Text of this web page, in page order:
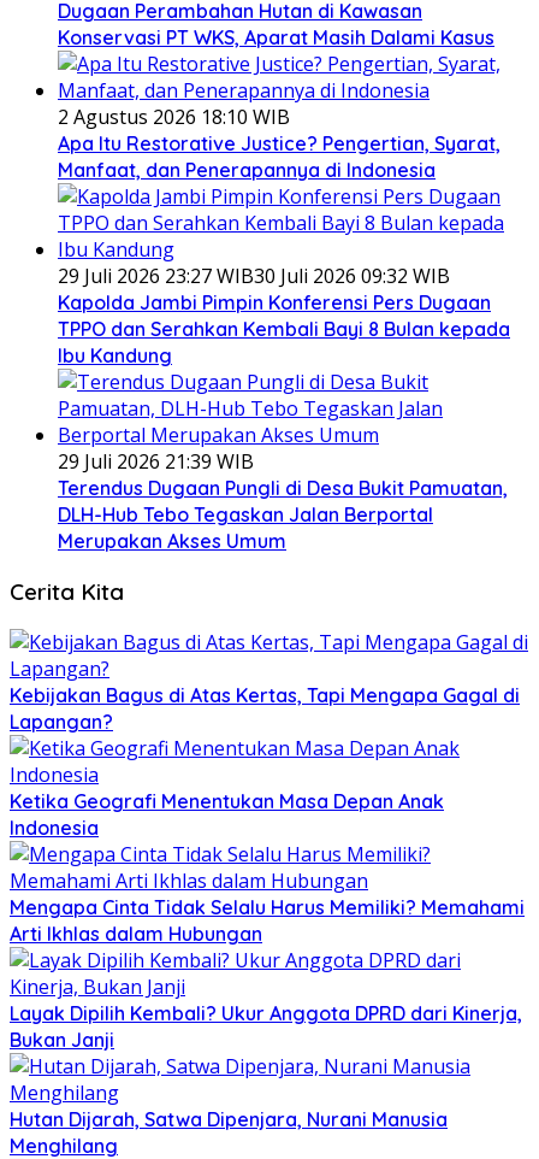
Dugaan Perambahan Hutan di Kawasan
Konservasi PT WKS, Aparat Masih Dalami Kasus
2 Agustus 2026 18:10 WIB
Apa Itu Restorative Justice? Pengertian, Syarat,
Manfaat, dan Penerapannya di Indonesia
29 Juli 2026 23:27 WIB30 Juli 2026 09:32 WIB
Kapolda Jambi Pimpin Konferensi Pers Dugaan
TPPO dan Serahkan Kembali Bayi 8 Bulan kepada
Ibu Kandung
29 Juli 2026 21:39 WIB
Terendus Dugaan Pungli di Desa Bukit Pamuatan,
DLH-Hub Tebo Tegaskan Jalan Berportal
Merupakan Akses Umum
Cerita Kita
Kebijakan Bagus di Atas Kertas, Tapi Mengapa Gagal di
Lapangan?
Ketika Geografi Menentukan Masa Depan Anak
Indonesia
Mengapa Cinta Tidak Selalu Harus Memiliki? Memahami
Arti Ikhlas dalam Hubungan
Layak Dipilih Kembali? Ukur Anggota DPRD dari Kinerja,
Bukan Janji
Hutan Dijarah, Satwa Dipenjara, Nurani Manusia
Menghilang